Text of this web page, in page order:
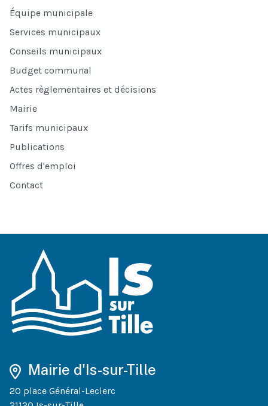
Équipe municipale
Services municipaux
Conseils municipaux
Budget communal
Actes règlementaires et décisions
Mairie
Tarifs municipaux
Publications
Offres d'emploi
Contact
Mairie d'Is-sur-Tille
20 place Général-Leclerc